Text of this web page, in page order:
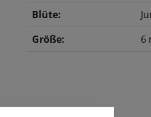
Blüte:
Größe:
6